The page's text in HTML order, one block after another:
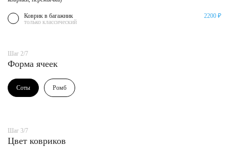
Коврик в багажник
только классический
2200 ₽
Шаг 2/7
Форма ячеек
Соты Ромб
Шаг 3/7
Цвет ковриков